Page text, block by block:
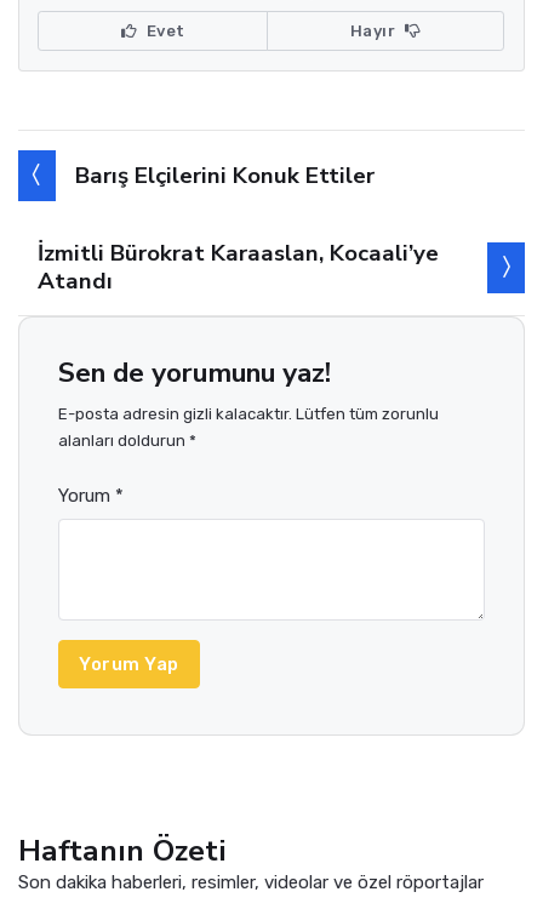
Evet Hayır
Barış Elçilerini Konuk Ettiler
İzmitli Bürokrat Karaaslan, Kocaali’ye
Atandı
Sen de yorumunu yaz!
E-posta adresin gizli kalacaktır. Lütfen tüm zorunlu
alanları doldurun *
Yorum *
Yorum Yap
Haftanın Özeti
Son dakika haberleri, resimler, videolar ve özel röportajlar